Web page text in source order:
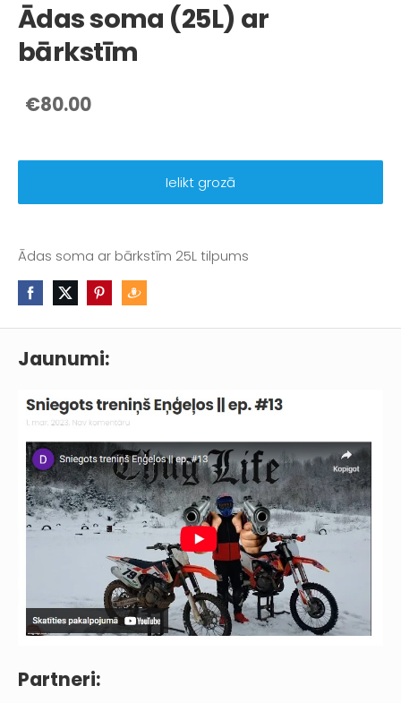
Jaunumi:
Partneri:
Ādas soma (25L) ar
bārkstīm
€80.00
Ielikt grozā
Ādas soma ar bārkstīm 25L tilpums